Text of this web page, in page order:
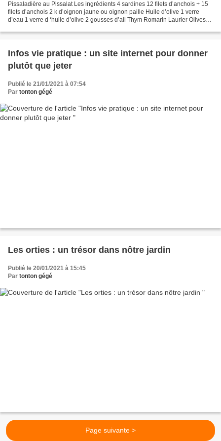
Pissaladière au Pissalat Les ingrédients 4 sardines 12 filets d’anchois + 15
filets d’anchois 2 k d’oignon jaune ou oignon paille Huile d’olive 1 verre
d’eau 1 verre d ‘huile d’olive 2 gousses d’ail Thym Romarin Laurier Olives
Infos vie pratique : un site internet pour donner
plutôt que jeter
Publié le 21/01/2021 à 07:54
Par tonton gégé
Les orties : un trésor dans nôtre jardin
Publié le 20/01/2021 à 15:45
Par tonton gégé
Page suivante >